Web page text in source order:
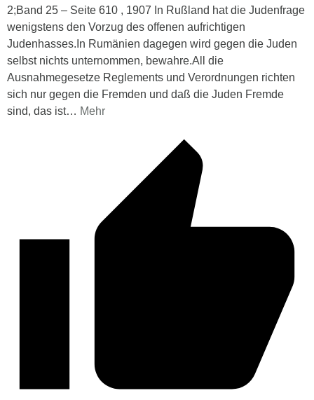
2;Band 25 – Seite 610 , 1907 In Rußland hat die Judenfrage
wenigstens den Vorzug des offenen aufrichtigen
Judenhasses.In Rumänien dagegen wird gegen die Juden
selbst nichts unternommen, bewahre.All die
Ausnahmegesetze Reglements und Verordnungen richten
sich nur gegen die Fremden und daß die Juden Fremde
sind, das ist… Mehr